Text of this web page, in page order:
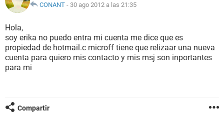
CONANT - 30 ago 2012 a las 21:35
Hola,
soy erika no puedo entra mi cuenta me dice que es
propiedad de hotmail.c microff tiene que relizaar una nueva
cuenta para quiero mis contacto y mis msj son inportantes
para mi
Compartir